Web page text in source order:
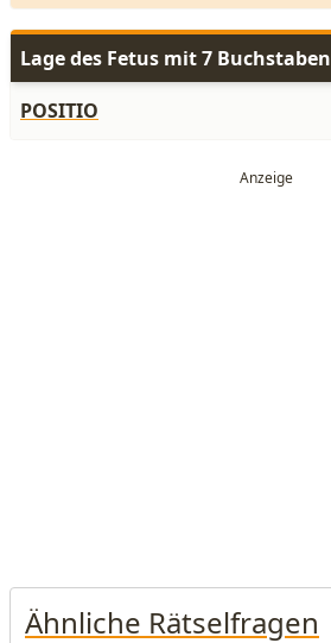
Lage des Fetus mit 7 Buchstaben
POSITIO
Ähnliche Rätselfragen